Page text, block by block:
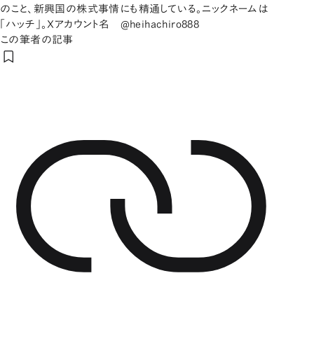
のこと、新興国の株式事情にも精通している。ニックネームは
「ハッチ」。Xアカウント名 @heihachiro888
この筆者の記事